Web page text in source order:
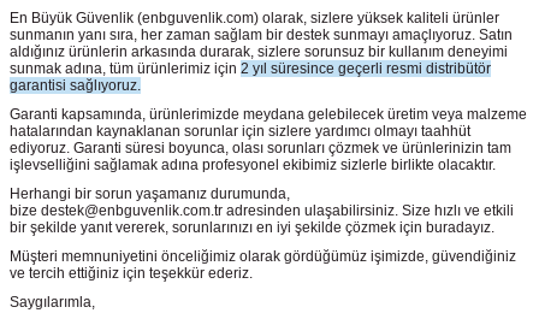
En Büyük Güvenlik (enbguvenlik.com) olarak, sizlere yüksek kaliteli ürünler
sunmanın yanı sıra, her zaman sağlam bir destek sunmayı amaçlıyoruz. Satın
aldığınız ürünlerin arkasında durarak, sizlere sorunsuz bir kullanım deneyimi
sunmak adına, tüm ürünlerimiz için 2 yıl süresince geçerli resmi distribütör
garantisi sağlıyoruz.
Garanti kapsamında, ürünlerimizde meydana gelebilecek üretim veya malzeme
hatalarından kaynaklanan sorunlar için sizlere yardımcı olmayı taahhüt
ediyoruz. Garanti süresi boyunca, olası sorunları çözmek ve ürünlerinizin tam
işlevselliğini sağlamak adına profesyonel ekibimiz sizlerle birlikte olacaktır.
Herhangi bir sorun yaşamanız durumunda,
bize destek@enbguvenlik.com.tr adresinden ulaşabilirsiniz. Size hızlı ve etkili
bir şekilde yanıt vererek, sorunlarınızı en iyi şekilde çözmek için buradayız.
Müşteri memnuniyetini önceliğimiz olarak gördüğümüz işimizde, güvendiğiniz
ve tercih ettiğiniz için teşekkür ederiz.
Saygılarımla,